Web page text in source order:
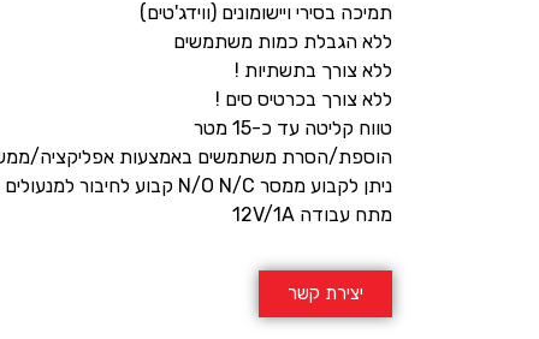
תמיכה בסירי ויישומונים (ווידג'טים)
ללא הגבלת כמות משתמשים
ללא צורך בתשתיות !
ללא צורך בכרטיס סים !
טווח קליטה עד כ-15 מטר
הוספת/הסרת משתמשים באמצעות אפליקציה/
ניתן לקבוע ממסר N/O N/C קבוע לחיבור למנעולים
מתח עבודה 12V/1A
יצירת קשר